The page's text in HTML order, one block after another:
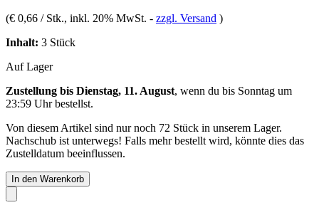
(€ 0,66 / Stk., inkl. 20% MwSt. - zzgl. Versand )
Inhalt: 3 Stück
Auf Lager
Zustellung bis Dienstag, 11. August, wenn du bis Sonntag um
23:59 Uhrbestellst.
Von diesem Artikel sind nur noch 72 Stück in unserem Lager.
Nachschub ist unterwegs! Falls mehr bestellt wird, könnte dies das
Zustelldatum beeinflussen.
In den Warenkorb